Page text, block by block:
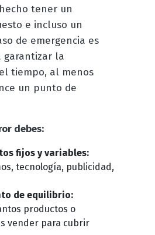
tener un
e incluso un
de emergencia es
la
tiempo, al menos
un punto de
debes:
fijos y variables:
tecnología, publicidad,
de equilibrio:
productos o
vender para cubrir